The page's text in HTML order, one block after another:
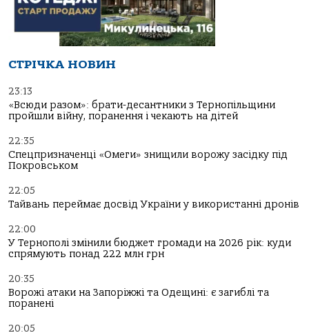
СТРІЧКА НОВИН
23:13
«Всюди разом»: брати-десантники з Тернопільщини
пройшли війну, поранення і чекають на дітей
22:35
Спецпризначенці «Омеги» знищили ворожу засідку під
Покровськом
22:05
Тайвань переймає досвід України у використанні дронів
22:00
У Тернополі змінили бюджет громади на 2026 рік: куди
спрямують понад 222 млн грн
20:35
Ворожі атаки на Запоріжжі та Одещині: є загиблі та
поранені
20:05